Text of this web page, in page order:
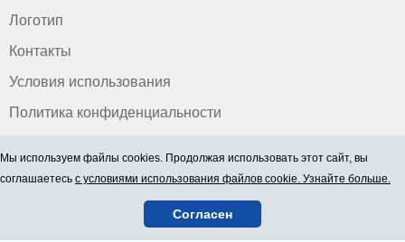
Логотип
Контакты
Условия использования
Политика конфиденциальности
Мы используем файлы cookies. Продолжая использовать этот сайт, вы
соглашаетесь с условиями использования файлов cookie. Узнайте больше.
Согласен